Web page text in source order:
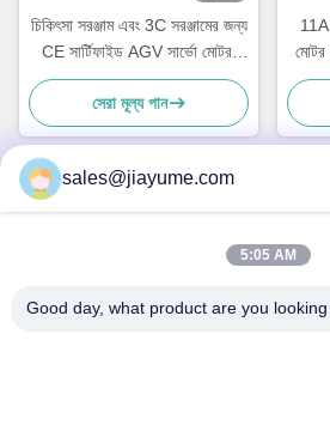
চিকিৎসা সরঞ্জাম এবং 3C সরঞ্জামের জন্য
CE সার্টিফাইড AGV সার্ভো মোটর,
48V 3000rpm
সেরা মূল্য পান
11A
sales@jiayume.com
5:05 AM
Good day, what product are you